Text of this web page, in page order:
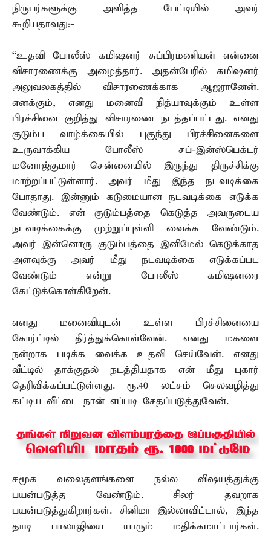
நிருபர்களுக்கு அளித்த பேட்டியில் அவர்
கூறியதாவது:-
“உதவி போலீஸ் கமிஷனர் சுப்பிரமணியன் என்னை
விசாரணைக்கு அழைத்தார். அதன்பேரில் கமிஷனர்
அலுவலகத்தில் விசாரணைக்காக ஆஜரானேன்.
எனக்கும், எனது மனைவி நித்யாவுக்கும் உள்ள
பிரச்சினை குறித்து விசாரணை நடத்தப்பட்டது. எனது
குடும்ப வாழ்க்கையில் புகுந்து பிரச்சினைகளை
உருவாக்கிய போலீஸ் சப்-இன்ஸ்பெக்டர்
மனோஜ்குமார் சென்னையில் இருந்து திருச்சிக்கு
மாற்றப்பட்டுள்ளார். அவர் மீது இந்த நடவடிக்கை
போதாது. இன்னும் கடுமையான நடவடிக்கை எடுக்க
வேண்டும். என் குடும்பத்தை கெடுத்த அவருடைய
நடவடிக்கைக்கு முற்றுப்புள்ளி வைக்க வேண்டும்.
அவர் இன்னொரு குடும்பத்தை இனிமேல் கெடுக்காத
அளவுக்கு அவர் மீது நடவடிக்கை எடுக்கப்பட
வேண்டும் என்று போலீஸ் கமிஷனரை
கேட்டுக்கொள்கிறேன்.
எனது மனைவியுடன் உள்ள பிரச்சினையை
கோர்ட்டில் தீர்த்துக்கொள்வேன். எனது மகளை
நன்றாக படிக்க வைக்க உதவி செய்வேன். எனது
வீட்டில் தாக்குதல் நடத்தியதாக என் மீது புகார்
தெரிவிக்கப்பட்டுள்ளது. ரூ.40 லட்சம் செலவழித்து
கட்டிய வீட்டை நான் எப்படி சேதப்படுத்துவேன்.
சமூக வலைதளங்களை நல்ல விஷயத்துக்கு
பயன்படுத்த வேண்டும். சிலர் தவறாக
பயன்படுத்துகிறார்கள். சினிமா இல்லாவிட்டால், இந்த
தாடி பாலாஜியை யாரும் மதிக்கமாட்டார்கள்.